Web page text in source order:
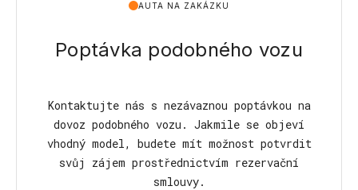
AUTA NA ZAKÁZKU
Poptávka podobného vozu
Kontaktujte nás s nezávaznou poptávkou na
dovoz podobného vozu. Jakmile se objeví
vhodný model, budete mít možnost potvrdit
svůj zájem prostřednictvím rezervační
smlouvy.